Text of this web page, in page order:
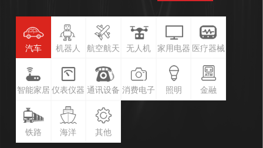
汽车 机器人 航空航天 无人机 家用电器 医疗器械
智能家居 仪表仪器 通讯设备 消费电子 照明 金融
铁路 海洋 其他